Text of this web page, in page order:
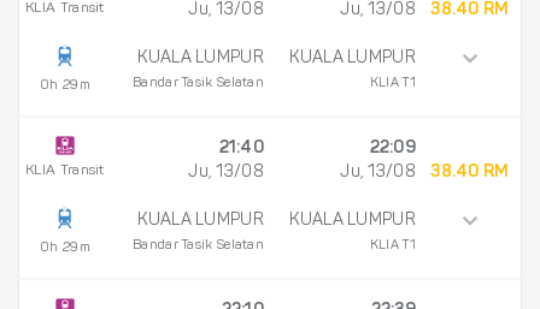
KLIA Transit
0h 29m
Ju, 13/08
KUALA LUMPUR
Bandar Tasik Selatan
Ju, 13/08
KUALA LUMPUR
KLIA T1
38.40 RM
KLIA Transit
0h 29m
21:40
Ju, 13/08
KUALA LUMPUR
Bandar Tasik Selatan
22:09
Ju, 13/08
KUALA LUMPUR
KLIA T1
38.40 RM